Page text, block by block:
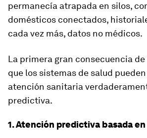
permanecía atrapada en silos,
domésticos conectados,
cada vez más, datos no médicos.
La primera gran consecuencia
que los sistemas de salud
atención sanitaria
predictiva.
1. Atención predictiva basada en